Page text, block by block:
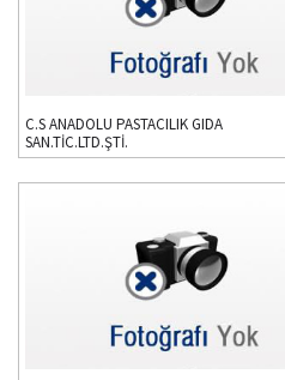
C.S ANADOLU PASTACILIK GIDA
SAN.TİC.LTD.ŞTİ.